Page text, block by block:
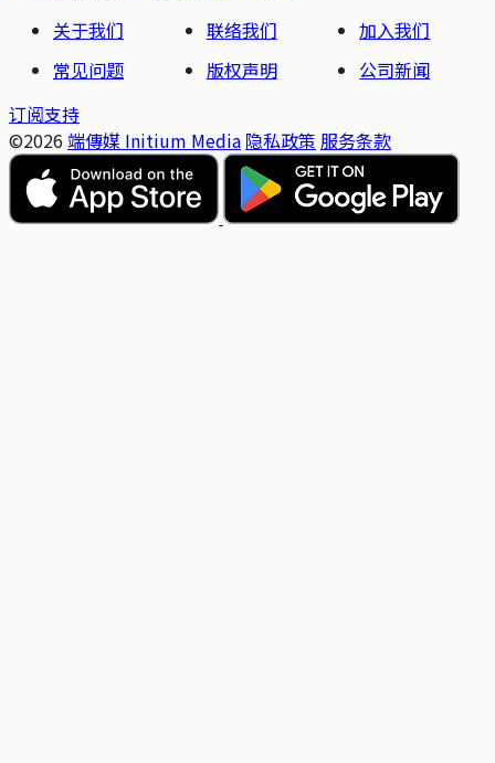
关于我们
联络我们
加入我们
常见问题
版权声明
公司新闻
订阅支持
©2026 端傳媒 Initium Media 隐私政策 服务条款